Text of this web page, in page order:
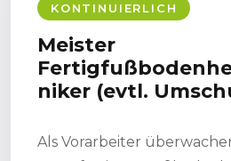
KONTINUIERLICH
Meister
niker (evtl.
Als Vorarbeiter